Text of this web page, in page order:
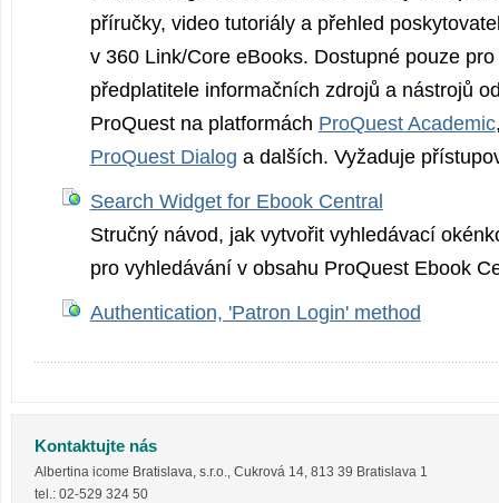
příručky, video tutoriály a přehled
v 360 Link/Core eBooks. Dostupné pouze
předplatitele informačních zdrojů a nástrojů
ProQuest na platformách ProQuest Academic
ProQuest Dialog a dalších. Vyžaduje
Search Widget for Ebook Central
Stručný návod, jak vytvořit vyhledávací
pro vyhledávání v obsahu ProQuest Ebook
Authentication, 'Patron Login' method
Kontaktujte nás
Albertina icome Bratislava, s.r.o., Cukrová 14, 813 39 Bratislava 1
tel.: 02-529 324 50